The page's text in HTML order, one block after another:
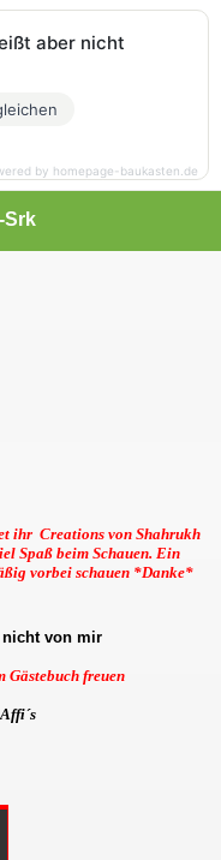
Srk
ihr Creations von Shahrukh
Spaß beim Schauen. Ein
vorbei schauen *Danke*
von mir
Gästebuch freuen
aber nicht
by homepage-baukasten.de